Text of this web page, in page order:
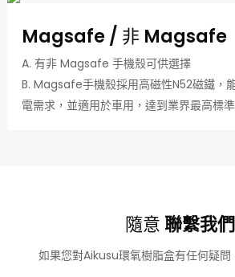
Magsafe / 非 Magsafe
A. 有非 Magsafe 手機殼可供選擇
B. Magsafe手機殼採用高磁性N52磁鐵，
電需求，並適用於車用，達到業界最高標準
隨意聯繫我們
如果您對Aikusu環氧樹脂盒有任何疑問